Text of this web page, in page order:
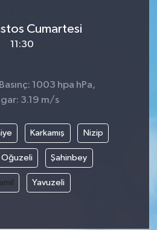
Cumartesi
11:30
1003 hpa hPa,
3.19 m/s
Karkamış Nizip
Oğuzeli Şahinbey
Yavuzeli